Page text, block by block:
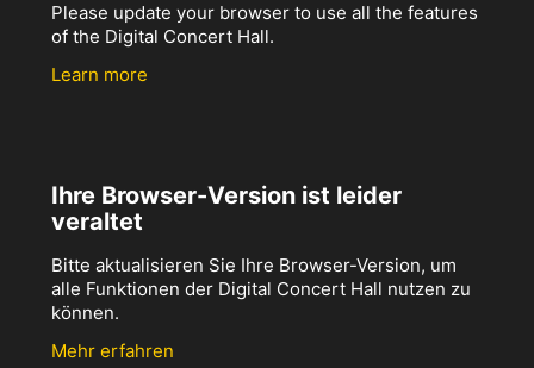
Please update your browser to use all the features
of the Digital Concert Hall.
Learn more
Ihre Browser-Version ist leider
veraltet
Bitte aktualisieren Sie Ihre Browser-Version, um
alle Funktionen der Digital Concert Hall nutzen zu
können.
Mehr erfahren